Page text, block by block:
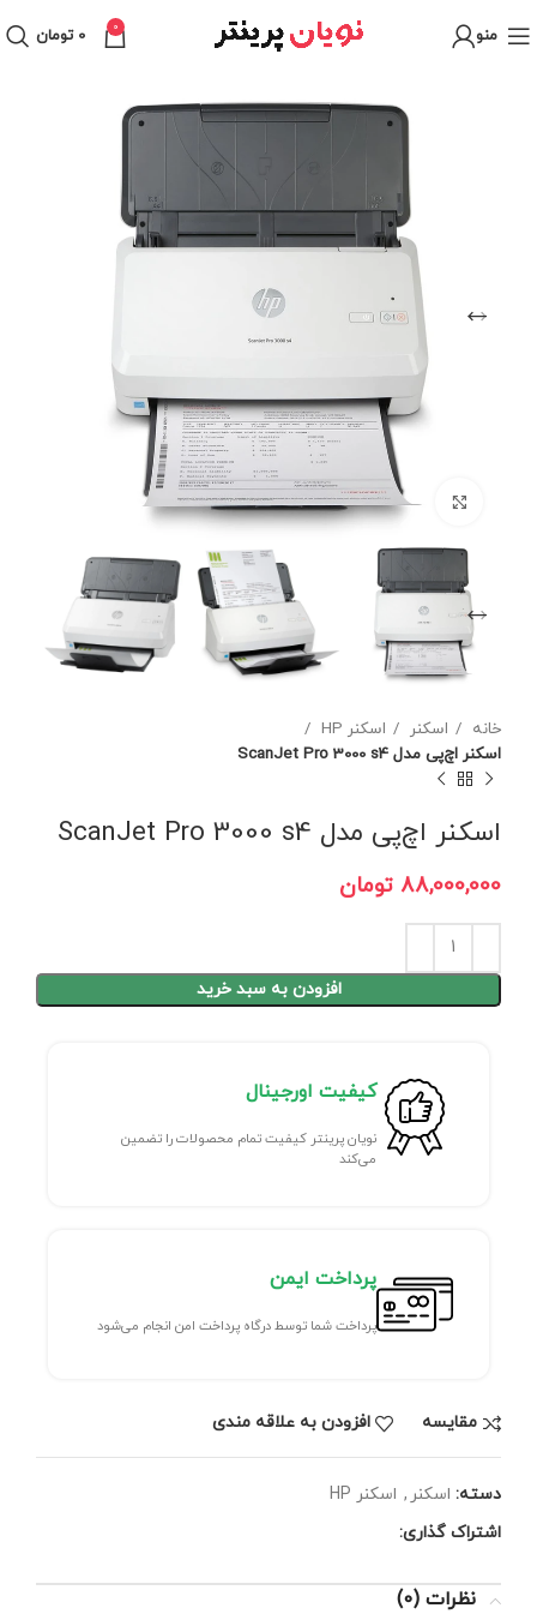
منو 0
0 تومان
برای بزرگنمایی کلیک کنید
خانه اسکنر
اسکنر HP
اسکنر اچ‌پی مدل ScanJet Pro 3000 s4
اسکنر اچ‌پی مدل ScanJet Pro 3000 s4
تومان
افزودن به سبد خرید
کیفیت اورجینال
نویان پرینتر کیفیت تمام محصولات را تضمین
می‌کند
پرداخت ایمن
پرداخت شما توسط درگاه پرداخت امن انجام می‌شود
مقايسه افزودن به علاقه مندی
دسته: اسکنر , اسکنر HP
اشتراک گذاری:
نظرات (0)